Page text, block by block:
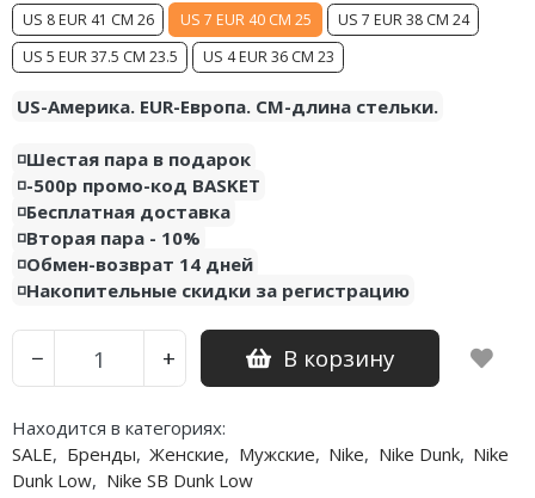
US 8 EUR 41 CM 26
US 7 EUR 40 CM 25
US 7 EUR 38 CM 24
US 5 EUR 37.5 CM 23.5
US 4 EUR 36 CM 23
US-Америка. EUR-Европа. CM-длина стельки.
◽️Шестая пара в подарок
◽️-500р промо-код BASKET
◽️Бесплатная доставка
◽️Вторая пара - 10%
◽️Обмен-возврат 14 дней
◽️Накопительные скидки за регистрацию
− + В корзину
Находится в категориях:
SALE, Бренды, Женские, Мужские, Nike, Nike Dunk, Nike
Dunk Low, Nike SB Dunk Low
Air Jordan 15
Nike Kyrie
Nike PG
Nike Kobe
Nike Uptempo
Nike Foamposite